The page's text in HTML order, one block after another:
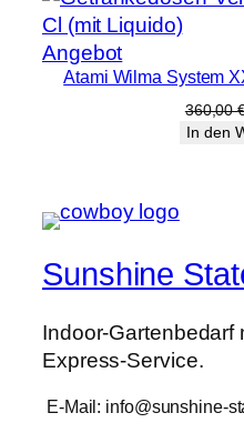
AngebotProdukt
im
Angebot
Atami Wilma System
360,00
In den
Sunshine
Indoor-Gartenbedarf
Express-Service.
E-Mail: info@sunshine-